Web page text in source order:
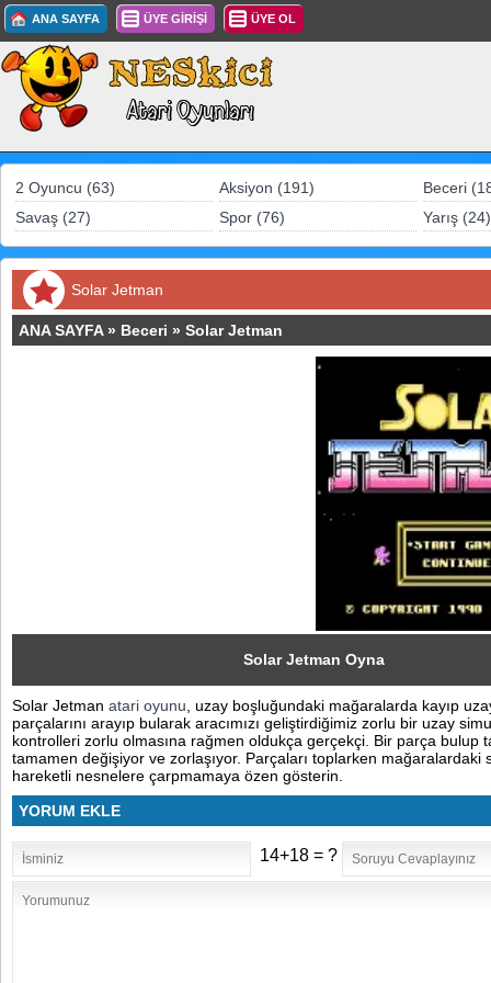
ANA SAYFA ÜYE GİRİŞİ ÜYE OL
Pinterest
2 Oyuncu (63) Aksiyon (191)
Beceri
Savaş (27)
Spor (76) Yarış (24)
Solar Jetman
ANA SAYFA» Beceri » Solar Jetman
Solar Jetman Oyna
Solar Jetman atari oyunu , uzay boşluğundaki mağaralarda kayıp
parçalarını arayıp bularak aracımızı geliştirdiğimiz zorlu bir uzay
kontrolleri zorlu olmasına rağmen oldukça gerçekçi. Bir parça bulup
tamamen değişiyor ve zorlaşıyor. Parçaları toplarken mağaralardaki
hareketli nesnelere çarpmamaya özen gösterin.
YORUM EKLE
14+18 = ?